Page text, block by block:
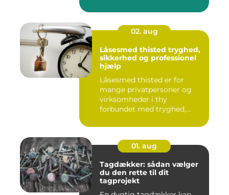
02. aug
Låsesmed thisted tryghed,
sikkerhed og professionel
hjælp
Låsesmed thisted er for
mange privatpersoner og
virksomheder i thy
forbundet med tryghed,
01. aug
Tagdækker: sådan vælger
du den rette til dit
tagprojekt